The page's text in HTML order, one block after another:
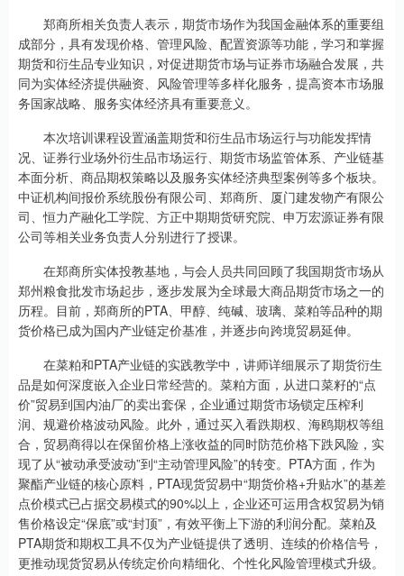
郑商所相关负责人表示，期货市场作为我国金融体系的重要组
成部分，具有发现价格、管理风险、配置资源等功能，学习和掌握
期货和衍生品专业知识，对促进期货市场与证券市场融合发展，共
同为实体经济提供融资、风险管理等多样化服务，提高资本市场服
务国家战略、服务实体经济具有重要意义。
本次培训课程设置涵盖期货和衍生品市场运行与功能发挥情
况、证券行业场外衍生品市场运行、期货市场监管体系、产业链基
本面分析、商品期权策略以及服务实体经济典型案例等多个板块。
中证机构间报价系统股份有限公司、郑商所、厦门建发物产有限公
司、恒力产融化工学院、方正中期期货研究院、申万宏源证券有限
公司等相关业务负责人分别进行了授课。
在郑商所实体投教基地，与会人员共同回顾了我国期货市场从
郑州粮食批发市场起步，逐步发展为全球最大商品期货市场之一的
历程。目前，郑商所的PTA、甲醇、纯碱、玻璃、菜粕等品种的期
货价格已成为国内产业链定价基准，并逐步向跨境贸易延伸。
在菜粕和PTA产业链的实践教学中，讲师详细展示了期货衍生
品是如何深度嵌入企业日常经营的。菜粕方面，从进口菜籽的“点
价”贸易到国内油厂的卖出套保，企业通过期货市场锁定压榨利
润、规避价格波动风险。此外，通过买入看跌期权、海鸥期权等组
合，贸易商得以在保留价格上涨收益的同时防范价格下跌风险，实
现了从“被动承受波动”到“主动管理风险”的转变。PTA方面，作为
聚酯产业链的核心原料，PTA现货贸易中“期货价格+升贴水”的基差
点价模式已占据交易模式的90%以上，企业还可运用含权贸易为销
售价格设定“保底”或“封顶”，有效平衡上下游的利润分配。菜粕及
PTA期货和期权工具不仅为产业链提供了透明、连续的价格信号，
更推动现货贸易从传统定价向精细化、个性化风险管理模式升级。